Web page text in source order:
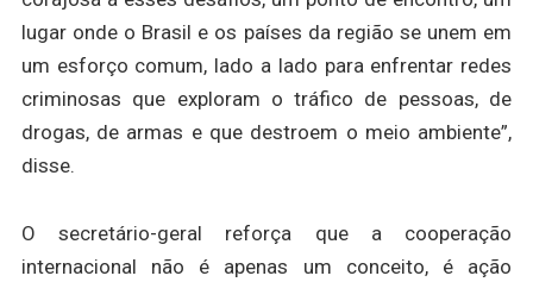
lugar onde o Brasil e os países da região se unem em
um esforço comum, lado a lado para enfrentar redes
criminosas que exploram o tráfico de pessoas, de
drogas, de armas e que destroem o meio ambiente”,
disse.
O secretário-geral reforça que a cooperação
internacional não é apenas um conceito, é ação